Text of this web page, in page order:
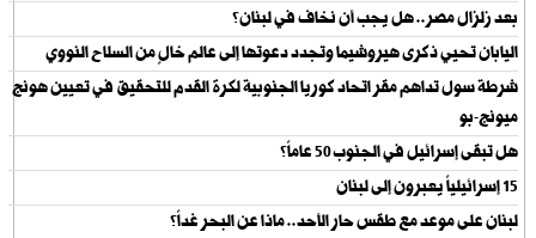
بعد زلزال مصر.. هل يجب أن نخاف في لبنان؟
اليابان تحيي ذكرى هيروشيما وتجدد دعوتها إلى عالم خالٍ من السلاح النووي
شرطة سول تداهم مقر اتحاد كوريا الجنوبية لكرة القدم للتحقيق في تعيين هونج
ميونج-بو
هل تبقى إسرائيل في الجنوب 50 عاماً؟
15 إسرائيلياً يعبرون إلى لبنان
لبنان على موعد مع طقس حار الأحد.. ماذا عن البحر غداً؟